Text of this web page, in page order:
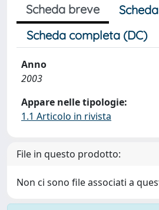
Scheda breve
Scheda completa (DC)
Anno
2003
Appare nelle tipologie:
1.1 Articolo in rivista
File in questo prodotto:
Non ci sono file associati a